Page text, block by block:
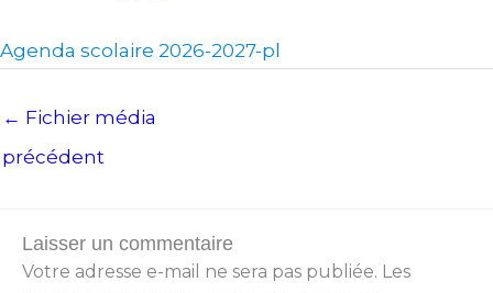
Agenda scolaire 2026-2027-pl
← Fichier média
précédent
Laisser un commentaire
Votre adresse e-mail ne sera pas publiée. Les